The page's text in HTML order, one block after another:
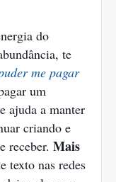
do
te
me pagar
um
ajuda a manter
criando e
receber. Mais
texto nas redes